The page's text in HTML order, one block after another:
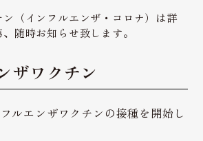
（インフルエンザ・コロナ）は詳
随時お知らせ致します。
ザワクチン
ルエンザワクチンの接種を開始し